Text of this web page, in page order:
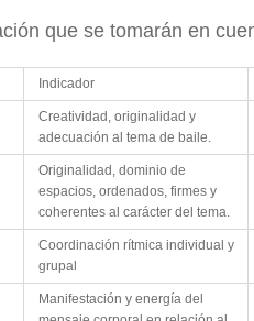
que se tomarán en
Indicador
Creatividad, originalidad y
adecuación al tema de baile.
Originalidad, dominio de
espacios, ordenados, firmes y
coherentes al carácter del tema.
Coordinación rítmica individual y
grupal
Manifestación y energía del